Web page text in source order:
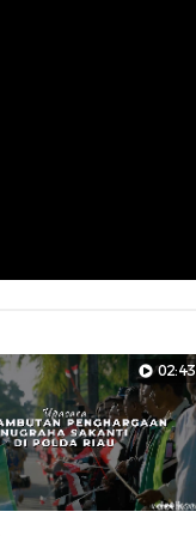
02:43